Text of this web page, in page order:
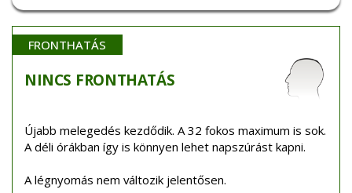
FRONTHATÁS
NINCS FRONTHATÁS
Újabb melegedés kezdődik. A 32 fokos maximum is sok.
A déli órákban így is könnyen lehet napszúrást kapni.
A légnyomás nem változik jelentősen.